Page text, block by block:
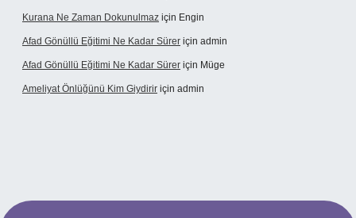
Kurana Ne Zaman Dokunulmaz için Engin
Afad Gönüllü Eğitimi Ne Kadar Sürer için admin
Afad Gönüllü Eğitimi Ne Kadar Sürer için Müge
Ameliyat Önlüğünü Kim Giydirir için admin
giriş